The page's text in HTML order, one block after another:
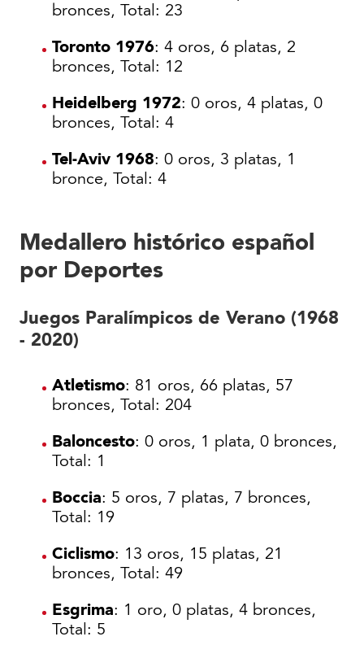
bronces, Total: 23
Toronto 1976: 4 oros, 6 platas, 2
bronces, Total: 12
Heidelberg 1972: 0 oros, 4 platas, 0
bronces, Total: 4
Tel-Aviv 1968: 0 oros, 3 platas, 1
bronce, Total: 4
Medallero histórico español
por Deportes
Juegos Paralímpicos de Verano (1968
- 2020)
Atletismo: 81 oros, 66 platas, 57
bronces, Total: 204
Baloncesto: 0 oros, 1 plata, 0 bronces,
Total: 1
Boccia: 5 oros, 7 platas, 7 bronces,
Total: 19
Ciclismo: 13 oros, 15 platas, 21
bronces, Total: 49
Esgrima: 1 oro, 0 platas, 4 bronces,
Total: 5